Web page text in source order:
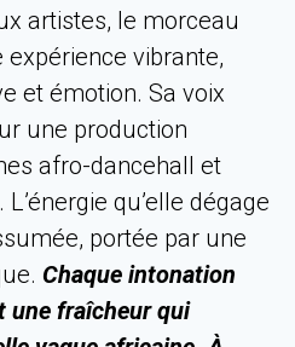
artistes, le morceau
expérience vibrante,
et émotion. Sa voix
une production
afro-dancehall et
qu’elle dégage
portée par une
Chaque intonation
une fraîcheur qui